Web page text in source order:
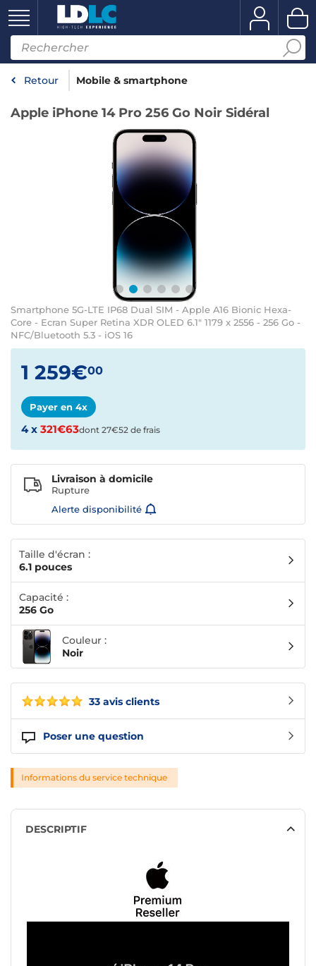
Retour Mobile & smartphone
Apple iPhone 14 Pro 256 Go Noir Sidéral
Smartphone 5G-LTE IP68 Dual SIM - Apple A16 Bionic Hexa-
Core - Ecran Super Retina XDR OLED 6.1" 1179 x 2556 - 256 Go -
NFC/Bluetooth 5.3 - iOS 16
33 avis clients
Poser une question
1 259€00
Payer en 4x
4 x 321€63dont 27€52 de frais
Livraison à domicile
Rupture
Alerte disponibilité
Taille d'écran :
6.1 pouces
Capacité :
256 Go
Couleur :
Noir
Informations du service technique
DESCRIPTIF